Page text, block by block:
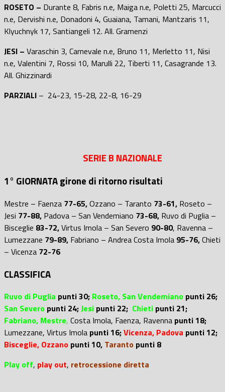
ROSETO – Durante 8, Fabris n.e, Maiga n.e, Poletti 25, Marcucci
n.e, Dervishi n.e, Donadoni 4, Guaiana, Tamani, Mantzaris 11,
Klyuchnyk 17, Santiangeli 12. All. Gramenzi
JESI – Varaschin 3, Carnevale n.e, Bruno 11, Merletto 11, Nisi
n.e, Valentini 7, Rossi 10, Marulli 22, Tiberti 11, Casagrande 13.
All. Ghizzinardi
PARZIALI – 24-23, 15-28, 22-8, 16-29
SERIE B NAZIONALE
1° GIORNATA girone di ritorno risultati
Mestre – Faenza 77-65,Ozzano – Taranto 73-61, Roseto –
Jesi 77-88, Padova – San Vendemiano 73-68, Ruvo di Puglia –
Bisceglie 83-72,Virtus Imola – San Severo 90-80, Ravenna –
Lumezzane 79-89, Fabriano – Andrea Costa Imola 95-76,Chieti
– Vicenza 72-76
CLASSIFICA
Ruvo di Puglia punti 30; Roseto, San Vendemiano punti 26;
San Severo punti 24;Jesi punti 22; Chieti punti 21;
Fabriano, Mestre, Costa Imola, Faenza, Ravenna punti 18;
Lumezzane, Virtus Imola punti 16;Vicenza, Padova punti 12;
Bisceglie, Ozzano punti 10, Taranto punti 8
Play off, play out, retrocessione diretta